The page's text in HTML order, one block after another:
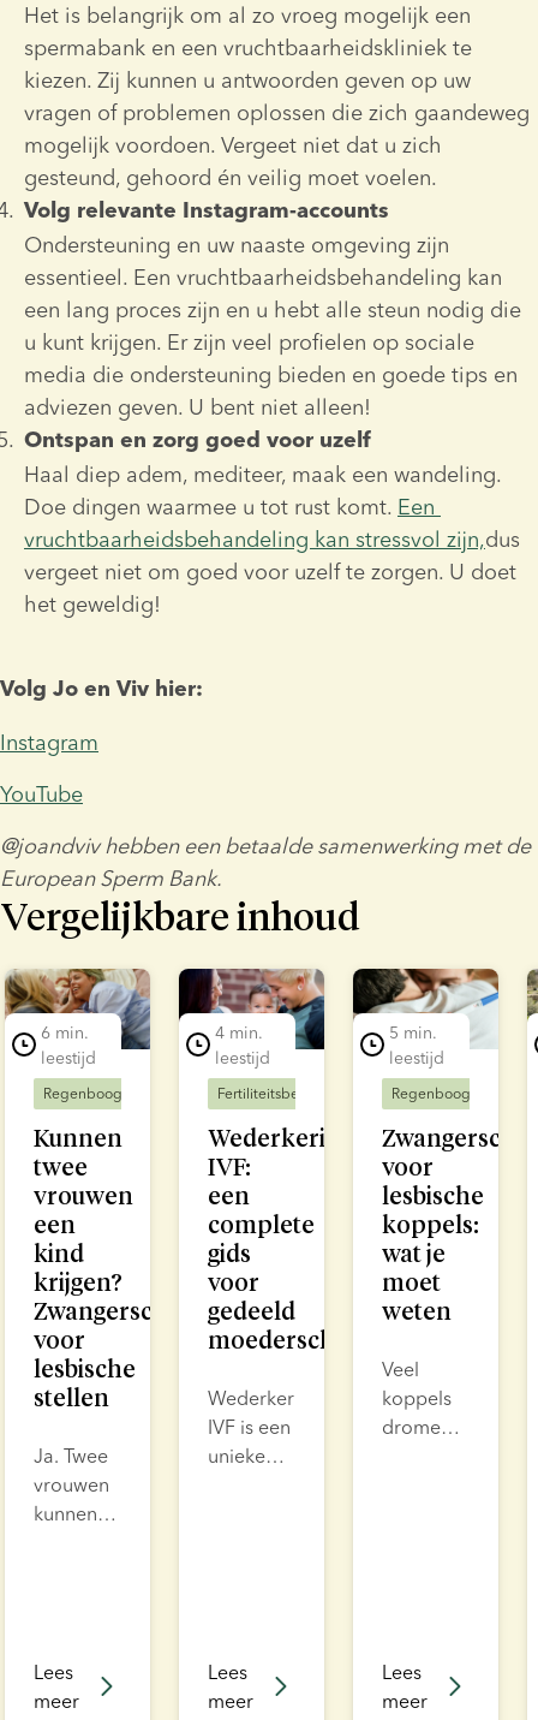
Het is belangrijk om al zo vroeg mogelijk een
spermabank en een vruchtbaarheidskliniek te
kiezen. Zij kunnen u antwoorden geven op uw
vragen of problemen oplossen die zich gaandeweg
mogelijk voordoen. Vergeet niet dat u zich
gesteund, gehoord én veilig moet voelen.
Volg relevante Instagram-accounts
Ondersteuning en uw naaste omgeving zijn
essentieel. Een vruchtbaarheidsbehandeling kan
een lang proces zijn en u hebt alle steun nodig die
u kunt krijgen. Er zijn veel profielen op sociale
media die ondersteuning bieden en goede tips en
adviezen geven. U bent niet alleen!
Ontspan en zorg goed voor uzelf
Haal diep adem, mediteer, maak een wandeling.
Doe dingen waarmee u tot rust komt. Een
vruchtbaarheidsbehandeling kan stressvol zijn,dus
vergeet niet om goed voor uzelf te zorgen. U doet
het geweldig!
Volg Jo en Viv hier:
Instagram
YouTube
@joandviv hebben een betaalde samenwerking met de
European Sperm Bank.
Vergelijkbare inhoud
1 of 7
6 min.
leestijd
Regenbooggezinnen Fertiliteitsbehandeling
Kunnen
twee
vrouwen
een
kind
krijgen?
Zwangerschapsopties
voor
lesbische
stellen
Ja. Twee
vrouwen
kunnen
De meest
voorkomende
Lees
meer
4 min.
leestijd
Fertiliteitsbehandeling Regenbooggezinnen
Wederkerige
IVF:
een
complete
gids
voor
gedeeld
moederschap
Wederkerige
IVF is een
unieke
gezin
willen
Lees
meer
5 min.
leestijd
Regenbooggezinnen
voor
lesbische
koppels:
wat je
moet
weten
Veel
koppels
dromen
bereikbaarder.
Deze
Lees
meer